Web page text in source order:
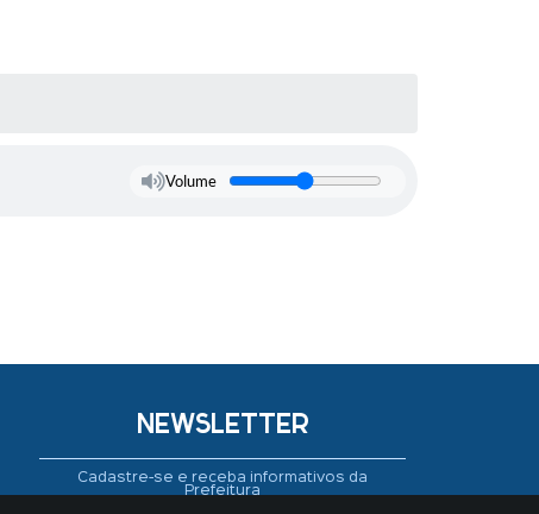
Volume
NEWSLETTER
Cadastre-se e receba informativos da
Prefeitura